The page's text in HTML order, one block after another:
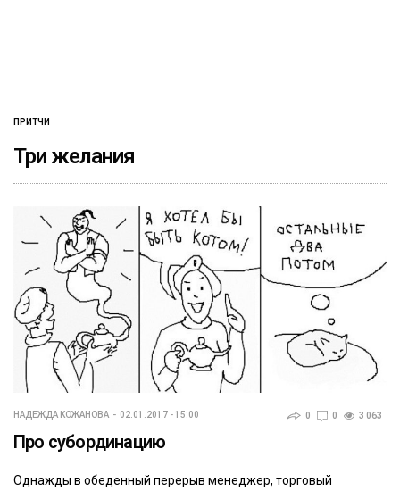
ПРИТЧИ
Три желания
НАДЕЖДА КОЖАНОВА 02.01.2017 - 15:00 0 0 3 063
Про субординацию
Однажды в обеденный перерыв менеджер, торговый